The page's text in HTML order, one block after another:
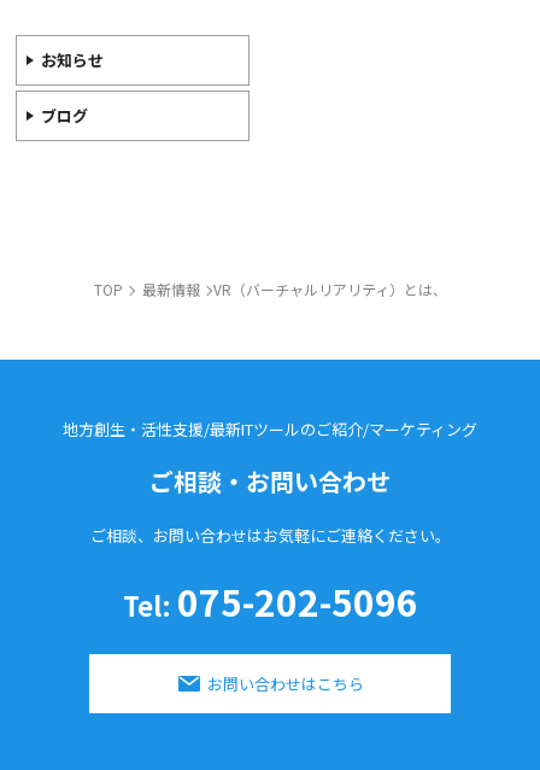
お知らせ
ブログ
TOP 最新情報 VR（バーチャルリアリティ）とは、
地方創生・活性支援/最新ITツールのご紹介/マーケティング
ご相談・お問い合わせ
ご相談、お問い合わせはお気軽にご連絡ください。
Tel: 075-202-5096
お問い合わせはこちら